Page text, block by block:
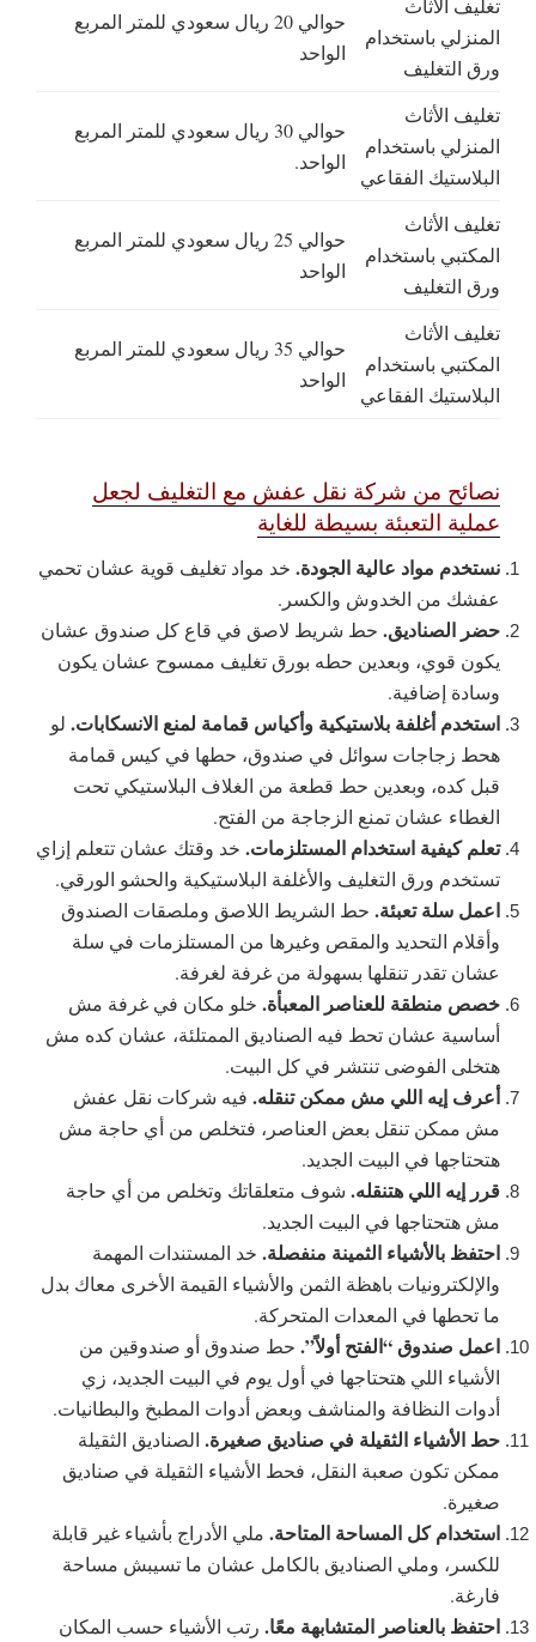
تغليف الأثاث
المنزلي باستخدام
ورق التغليف
حوالي 20 ريال سعودي للمتر المربع
الواحد
تغليف الأثاث
المنزلي باستخدام
البلاستيك الفقاعي
حوالي 30 ريال سعودي للمتر المربع
الواحد.
تغليف الأثاث
المكتبي باستخدام
ورق التغليف
حوالي 25 ريال سعودي للمتر المربع
الواحد
تغليف الأثاث
المكتبي باستخدام
البلاستيك الفقاعي
حوالي 35 ريال سعودي للمتر المربع
الواحد
نصائح من شركة نقل عفش مع التغليف لجعل
عملية التعبئة بسيطة للغاية
نستخدم مواد عالية الجودة. خد مواد تغليف قوية عشان تحمي
عفشك من الخدوش والكسر.
حضر الصناديق. حط شريط لاصق في قاع كل صندوق عشان
يكون قوي، وبعدين حطه بورق تغليف ممسوح عشان يكون
وسادة إضافية.
استخدم أغلفة بلاستيكية وأكياس قمامة لمنع الانسكابات. لو
هحط زجاجات سوائل في صندوق، حطها في كيس قمامة
قبل كده، وبعدين حط قطعة من الغلاف البلاستيكي تحت
الغطاء عشان تمنع الزجاجة من الفتح.
تعلم كيفية استخدام المستلزمات. خد وقتك عشان تتعلم إزاي
تستخدم ورق التغليف والأغلفة البلاستيكية والحشو الورقي.
اعمل سلة تعبئة. حط الشريط اللاصق وملصقات الصندوق
وأقلام التحديد والمقص وغيرها من المستلزمات في سلة
عشان تقدر تنقلها بسهولة من غرفة لغرفة.
خصص منطقة للعناصر المعبأة. خلو مكان في غرفة مش
أساسية عشان تحط فيه الصناديق الممتلئة، عشان كده مش
هتخلى الفوضى تنتشر في كل البيت.
أعرف إيه اللي مش ممكن تنقله. فيه شركات نقل عفش
مش ممكن تنقل بعض العناصر، فتخلص من أي حاجة مش
هتحتاجها في البيت الجديد.
قرر إيه اللي هتنقله. شوف متعلقاتك وتخلص من أي حاجة
مش هتحتاجها في البيت الجديد.
احتفظ بالأشياء الثمينة منفصلة. خد المستندات المهمة
والإلكترونيات باهظة الثمن والأشياء القيمة الأخرى معاك بدل
ما تحطها في المعدات المتحركة.
اعمل صندوق “الفتح أولاً”. حط صندوق أو صندوقين من
الأشياء اللي هتحتاجها في أول يوم في البيت الجديد، زي
أدوات النظافة والمناشف وبعض أدوات المطبخ والبطانيات.
حط الأشياء الثقيلة في صناديق صغيرة. الصناديق الثقيلة
ممكن تكون صعبة النقل، فحط الأشياء الثقيلة في صناديق
صغيرة.
استخدام كل المساحة المتاحة. ملي الأدراج بأشياء غير قابلة
للكسر، وملي الصناديق بالكامل عشان ما تسيبش مساحة
فارغة.
احتفظ بالعناصر المتشابهة معًا. رتب الأشياء حسب المكان